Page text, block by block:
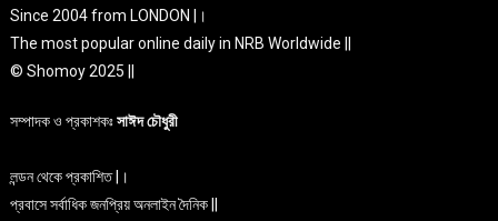
Since 2004 from LONDON |।
The most popular online daily in NRB Worldwide ||
© Shomoy 2025 ||
সম্পাদক ও প্রকাশকঃসাঈদ চৌধুরী
লন্ডন থেকে প্রকাশিত |।
প্রবাসে সর্বাধিক জনপ্রিয় অনলাইন দৈনিক ||